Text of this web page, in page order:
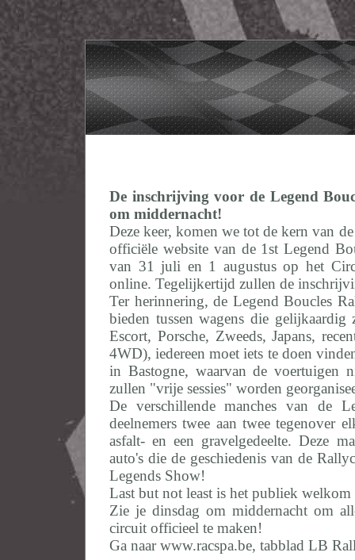
De inschrijving voor de Legend
om middernacht!
Deze keer, komen we tot de kern van
officiële website van de 1st Legend
van 31 juli en 1 augustus op het
online. Tegelijkertijd zullen de
Ter herinnering, de Legend Boucles
bieden tussen wagens die
Escort, Porsche, Zweeds, Japans,
4WD), iedereen moet iets te doen
in Bastogne, waarvan de voertuigen
zullen "vrije sessies" worden
De verschillende manches van de
deelnemers twee aan twee tegenover
asfalt- en een gravelgedeelte. Deze
auto's die de geschiedenis van de
Legends Show!
Last but not least is het publiek
Zie je dinsdag om middernacht om
circuit officieel te maken!
Ga naar www.racspa.be, tabblad LB